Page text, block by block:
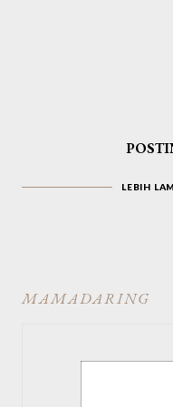
LEBIH
MAMADARING